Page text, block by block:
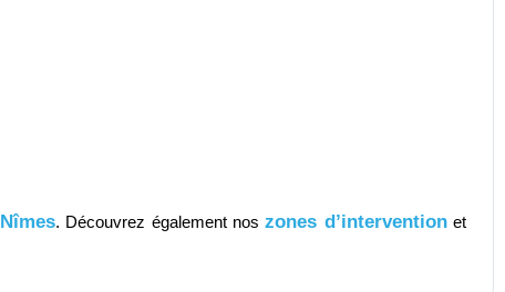
Nîmes. Découvrez également noszones d’interventionet